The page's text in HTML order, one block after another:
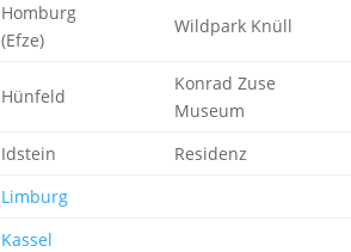
Homburg
(Efze)
Wildpark Knüll
Hünfeld
Konrad Zuse
Museum
Idstein
Residenz
Limburg
Kassel